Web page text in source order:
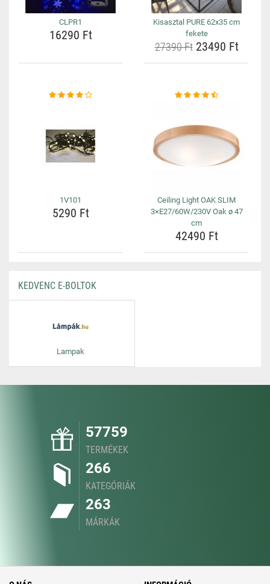
CLPR1
16290 Ft
Kisasztal PURE 62x35 cm
fekete
27390 Ft23490 Ft
1V101
5290 Ft
Ceiling Light OAK SLIM
3×E27/60W/230V Oak ø 47
cm
42490 Ft
KEDVENC E-BOLTOK
Lampak
57759
TERMÉKEK
266
KATEGÓRIÁK
263
MÁRKÁK